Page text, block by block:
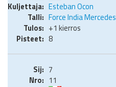
Esteban Ocon
Force India Mercedes
+1 kierros
8
7
11